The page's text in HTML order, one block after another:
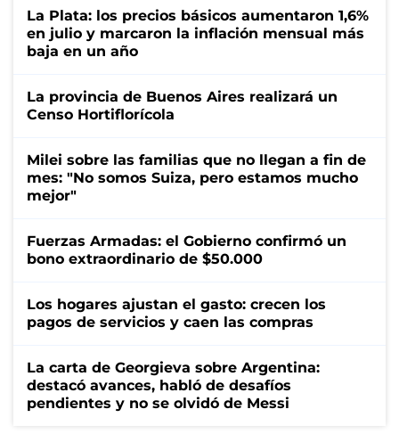
La Plata: los precios básicos aumentaron 1,6%
en julio y marcaron la inflación mensual más
baja en un año
La provincia de Buenos Aires realizará un
Censo Hortiflorícola
Milei sobre las familias que no llegan a fin de
mes: "No somos Suiza, pero estamos mucho
mejor"
Fuerzas Armadas: el Gobierno confirmó un
bono extraordinario de $50.000
Los hogares ajustan el gasto: crecen los
pagos de servicios y caen las compras
La carta de Georgieva sobre Argentina:
destacó avances, habló de desafíos
pendientes y no se olvidó de Messi